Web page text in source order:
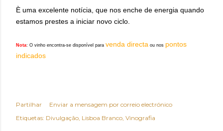
È uma excelente notícia, que nos enche de energia quando
estamos prestes a iniciar novo ciclo.
Nota: O vinho encontra-se disponível para venda directa ou nos pontos
indicados
Partilhar
Enviar a mensagem por correio electrónico
Etiquetas: Divulgação Lisboa Branco Vinografia